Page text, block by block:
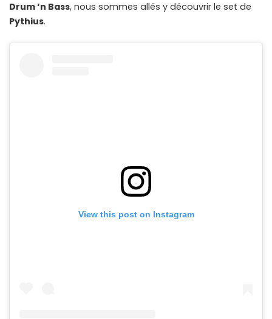
Drum ‘n Bass, nous sommes allés y découvrir le set de
Pythius.
View this post on Instagram